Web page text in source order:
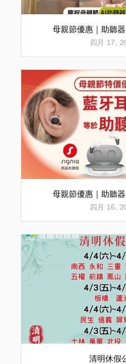
母親節優惠｜助聽器
四月 17,
母親節優惠｜助聽器
四月 16,
清明休假